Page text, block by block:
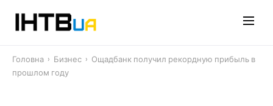
Головна › Бизнес › Ощадбанк получил рекордную прибыль в
прошлом году